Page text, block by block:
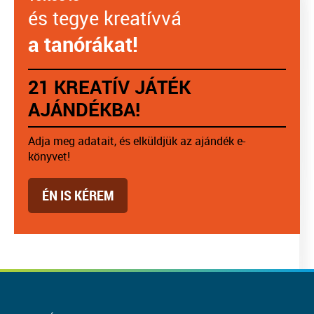
és tegye kreatívvá
a tanórákat!
21 KREATÍV JÁTÉK
AJÁNDÉKBA!
Adja meg adatait, és elküldjük az ajándék e-
könyvet!
ÉN IS KÉREM